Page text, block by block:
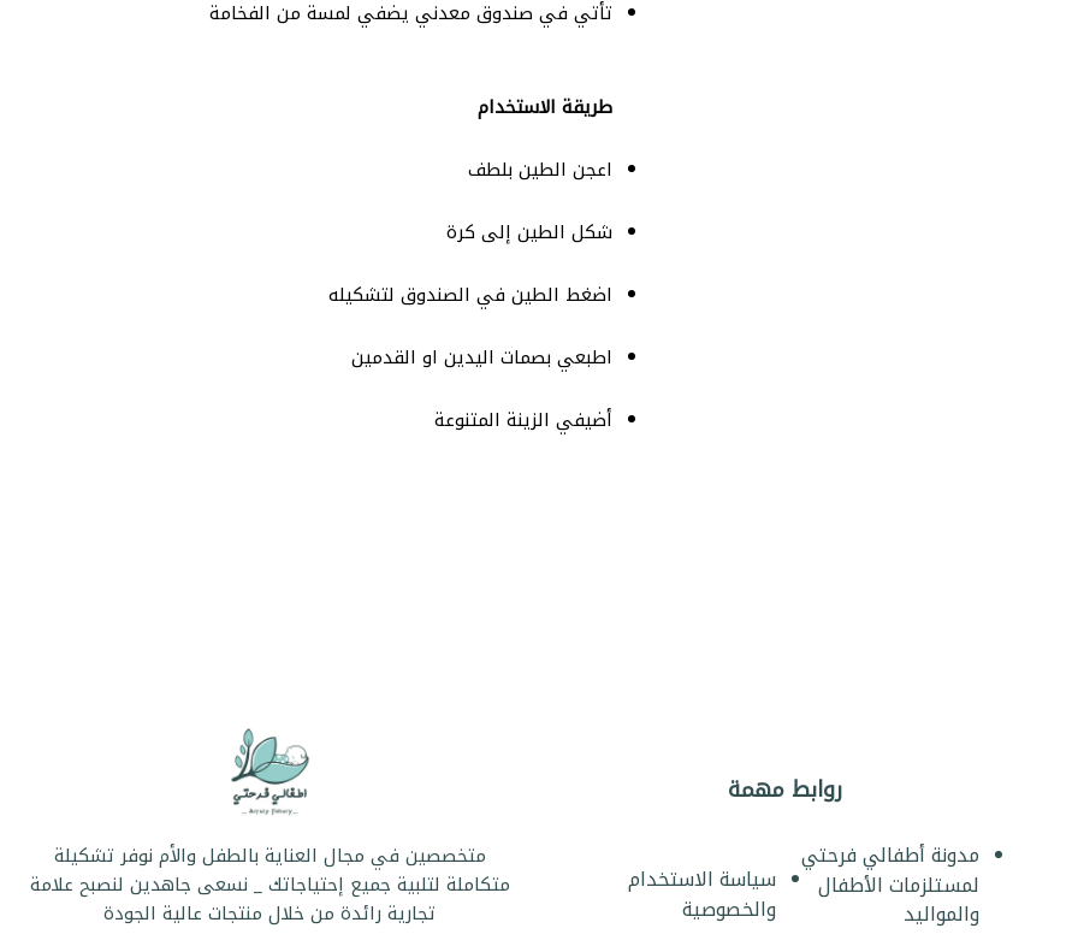
تأتي في صندوق معدني يضفي لمسة من الفخامة
طريقة الاستخدام
اعجن الطين بلطف
شكل الطين إلى كرة
اضغط الطين في الصندوق لتشكيله
اطبعي بصمات اليدين او القدمين
أضيفي الزينة المتنوعة
روابط مهمة
مدونة أطفالي فرحتي
لمستلزمات الأطفال
والمواليد
سياسة الاستخدام
والخصوصية
متخصصين في مجال العناية بالطفل والأم نوفر تشكيلة
متكاملة لتلبية جميع إحتياجاتك _ نسعى جاهدين لنصبح علامة
تجارية رائدة من خلال منتجات عالية الجودة